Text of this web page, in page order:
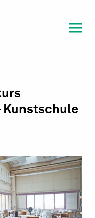
Kunstschule